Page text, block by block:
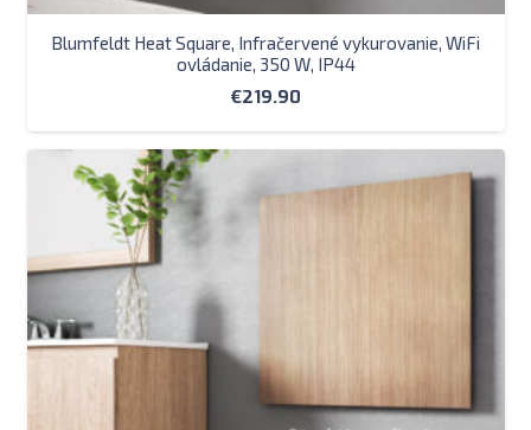
Blumfeldt Heat Square, Infračervené vykurovanie, WiFi
ovládanie, 350 W, IP44
€219.90